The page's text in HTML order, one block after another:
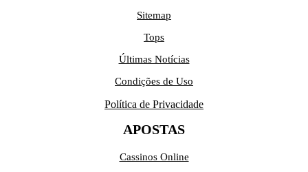
Sitemap
Tops
Últimas Notícias
Condições de Uso
Política de Privacidade
APOSTAS
Cassinos Online